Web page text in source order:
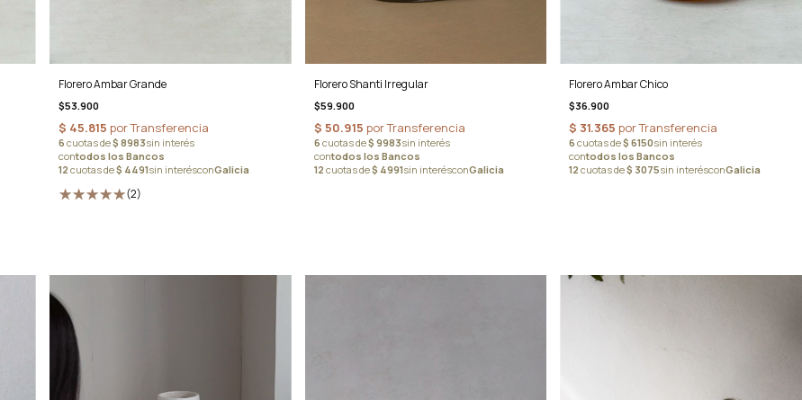
Florero Ambar Grande
$53.900
(2)
Florero Shanti Irregular
$59.900
Florero Ambar Chico
$36.900